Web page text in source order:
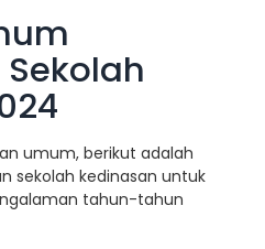
umum, berikut adalah
sekolah kedinasan untuk
tahun-tahun